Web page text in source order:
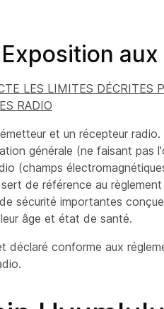
aux
LES LIMITES DÉCRITES
RADIO
et un récepteur
générale (ne faisant pas
(champs
de référence au
sécurité importantes
âge et état de santé.
déclaré conforme aux